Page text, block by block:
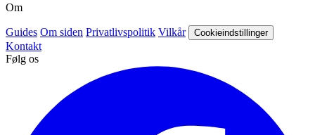
Om
Guides Om siden Privatlivspolitik Vilkår Cookieindstillinger
Kontakt
Følg os